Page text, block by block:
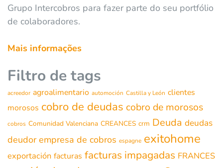
Grupo Intercobros para fazer parte do seu portfólio
de colaboradores.
Mais informações
Filtro de tags
acreedor agroalimentario automoción Castilla y León clientes
morosos cobro de deudas cobro de morosos
cobros Comunidad Valenciana CREANCES crm Deuda deudas
deudor empresa de cobros espagne exitohome
exportación facturas facturas impagadas FRANCES